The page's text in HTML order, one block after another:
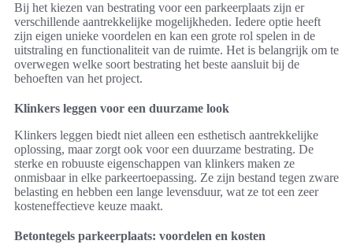
Bij het kiezen van bestrating voor een parkeerplaats zijn er
verschillende aantrekkelijke mogelijkheden. Iedere optie heeft
zijn eigen unieke voordelen en kan een grote rol spelen in de
uitstraling en functionaliteit van de ruimte. Het is belangrijk om te
overwegen welke soort bestrating het beste aansluit bij de
behoeften van het project.
Klinkers leggen voor een duurzame look
Klinkers leggen biedt niet alleen een esthetisch aantrekkelijke
oplossing, maar zorgt ook voor een duurzame bestrating. De
sterke en robuuste eigenschappen van klinkers maken ze
onmisbaar in elke parkeertoepassing. Ze zijn bestand tegen zware
belasting en hebben een lange levensduur, wat ze tot een zeer
kosteneffectieve keuze maakt.
Betontegels parkeerplaats: voordelen en kosten